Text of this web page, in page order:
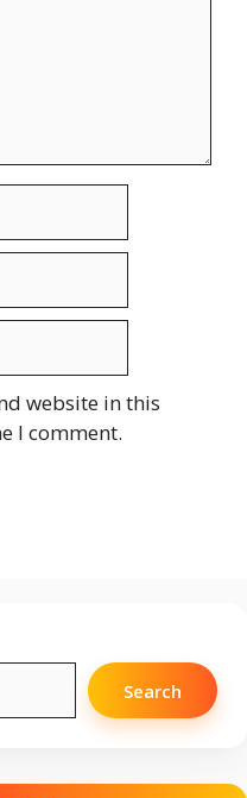
website in this
I comment.
Search